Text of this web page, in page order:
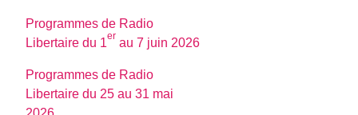
Programmes de Radio
Libertaire du 1
er
au 7 juin 2026
Programmes de Radio
Libertaire du 25 au 31 mai